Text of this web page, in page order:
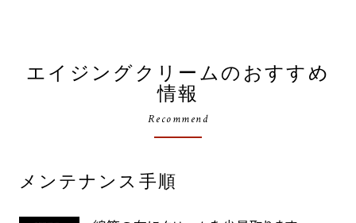
エイジングクリームのおすすめ
情報
Recommend
メンテナンス手順